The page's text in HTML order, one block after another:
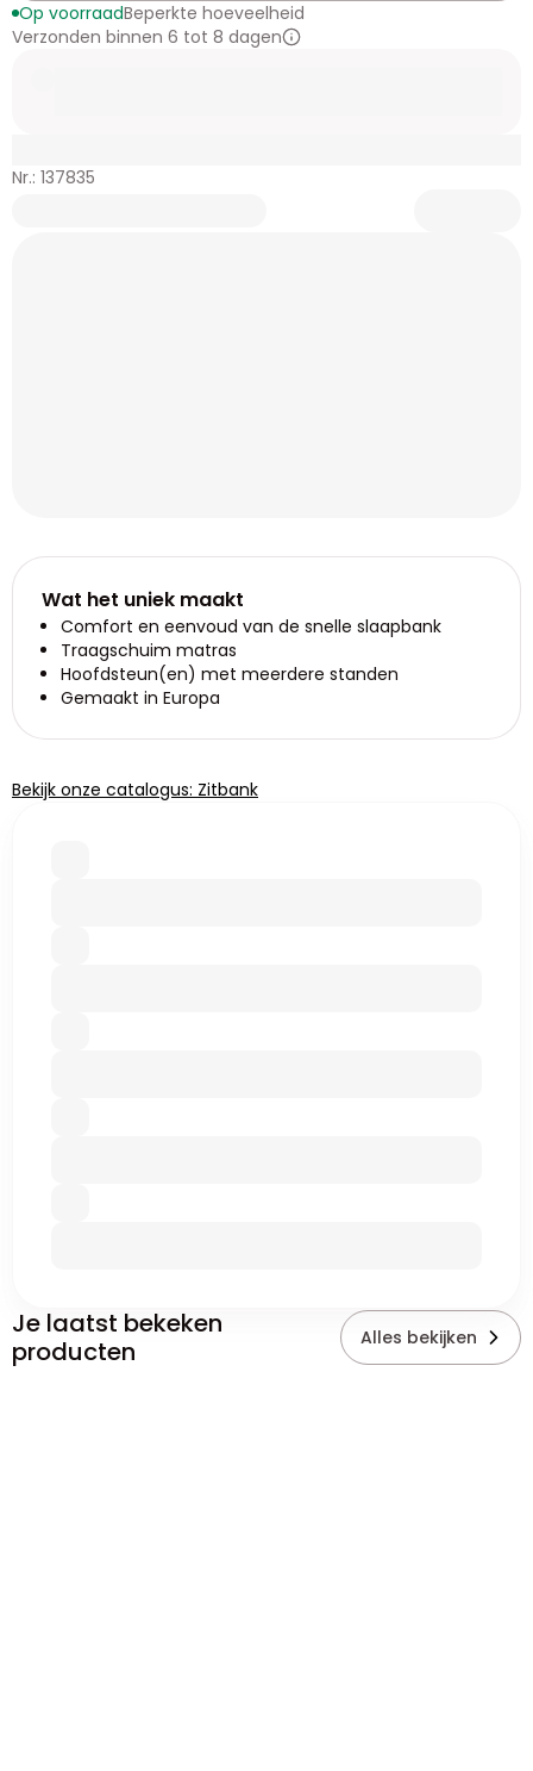
Op voorraadBeperkte hoeveelheid
Verzonden binnen 6 tot 8 dagen
Nr.: 137835
Wat het uniek maakt
Comfort en eenvoud van de snelle slaapbank
Traagschuim matras
Hoofdsteun(en) met meerdere standen
Gemaakt in Europa
Bekijk onze catalogus: Zitbank
Je laatst bekeken
producten
Alles bekijken